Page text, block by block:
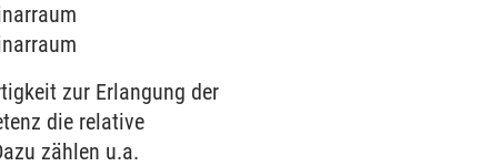
zur Erlangung der
die relative
zählen u.a.